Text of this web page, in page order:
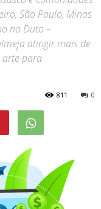
São Paulo, Minas
no Duto –
atingir mais de
arte para
0
811